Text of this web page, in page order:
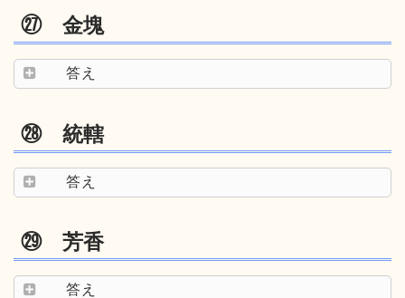
㉗ 金塊
答え
㉘ 統轄
答え
㉙ 芳香
答え